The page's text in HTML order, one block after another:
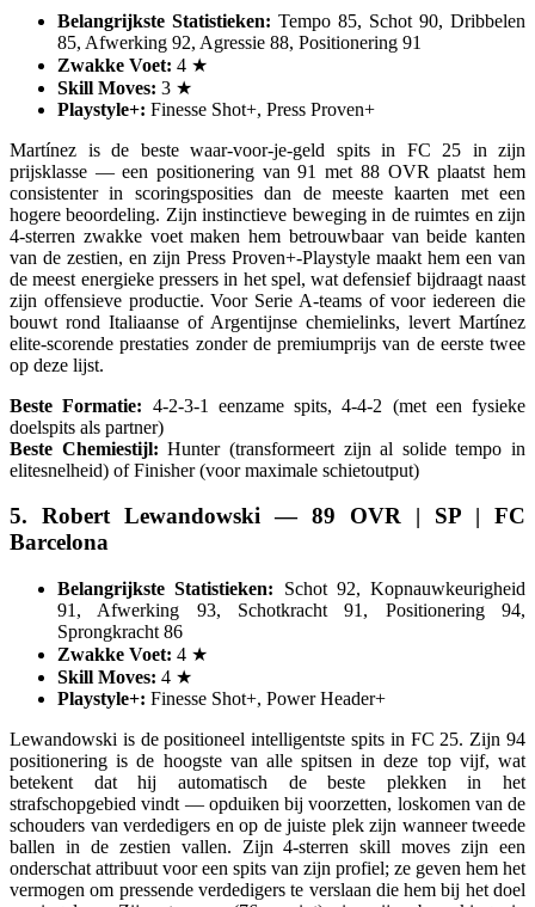
Belangrijkste Statistieken: Tempo 85, Schot 90, Dribbelen
85, Afwerking 92, Agressie 88, Positionering 91
Zwakke Voet: 4 ★
Skill Moves: 3 ★
Playstyle+: Finesse Shot+, Press Proven+
Martínez is de beste waar-voor-je-geld spits in FC 25 in zijn
prijsklasse — een positionering van 91 met 88 OVR plaatst hem
consistenter in scoringsposities dan de meeste kaarten met een
hogere beoordeling. Zijn instinctieve beweging in de ruimtes en zijn
4-sterren zwakke voet maken hem betrouwbaar van beide kanten
van de zestien, en zijn Press Proven+-Playstyle maakt hem een van
de meest energieke pressers in het spel, wat defensief bijdraagt naast
zijn offensieve productie. Voor Serie A-teams of voor iedereen die
bouwt rond Italiaanse of Argentijnse chemielinks, levert Martínez
elite-scorende prestaties zonder de premiumprijs van de eerste twee
op deze lijst.
Beste Formatie: 4-2-3-1 eenzame spits, 4-4-2 (met een fysieke
doelspits als partner)
Beste Chemiestijl: Hunter (transformeert zijn al solide tempo in
elitesnelheid) of Finisher (voor maximale schietoutput)
5. Robert Lewandowski — 89 OVR | SP | FC
Barcelona
Belangrijkste Statistieken: Schot 92, Kopnauwkeurigheid
91, Afwerking 93, Schotkracht 91, Positionering 94,
Sprongkracht 86
Zwakke Voet: 4 ★
Skill Moves: 4 ★
Playstyle+: Finesse Shot+, Power Header+
Lewandowski is de positioneel intelligentste spits in FC 25. Zijn 94
positionering is de hoogste van alle spitsen in deze top vijf, wat
betekent dat hij automatisch de beste plekken in het
strafschopgebied vindt — opduiken bij voorzetten, loskomen van de
schouders van verdedigers en op de juiste plek zijn wanneer tweede
ballen in de zestien vallen. Zijn 4-sterren skill moves zijn een
onderschat attribuut voor een spits van zijn profiel; ze geven hem het
vermogen om pressende verdedigers te verslaan die hem bij het doel